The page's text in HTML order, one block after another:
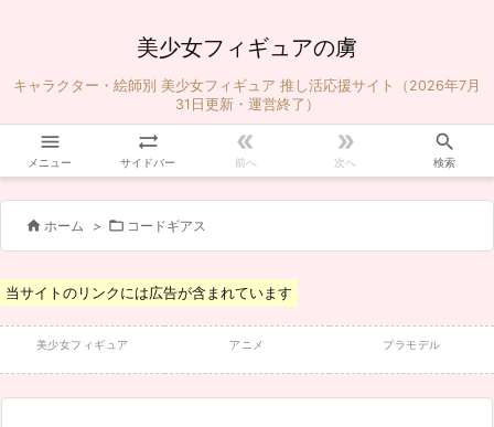
美少女フィギュアの虜
キャラクター・絵師別 美少女フィギュア 推し活応援サイト（2026年7月
31日更新・運営終了）

メニュー

サイドバー

前へ

次へ

検索
 ホーム >  コードギアス
当サイトのリンクには広告が含まれています
美少女フィギュア アニメ プラモデル